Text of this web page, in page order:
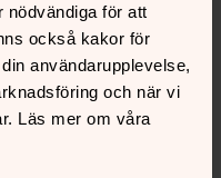
för att
också kakor för
användarupplevelse,
och när vi
Läs mer om våra
orgelmusik. Här
lunchmusik,
orgelvisningar
i Svenska kyrkan